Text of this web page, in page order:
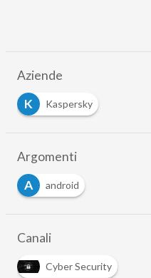
Aziende
K
Kaspersky
Argomenti
A
android
Canali
Cyber Security